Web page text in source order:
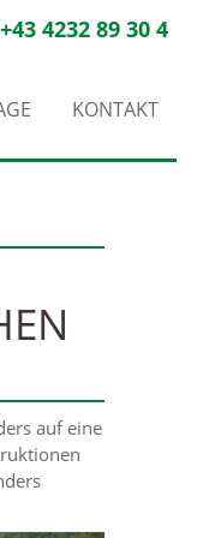
+43 4232 89 30 4
KONTAKT
auf eine